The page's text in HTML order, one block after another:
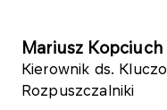
Mariusz Kopciuch
Kierownik ds.
Rozpuszczalniki